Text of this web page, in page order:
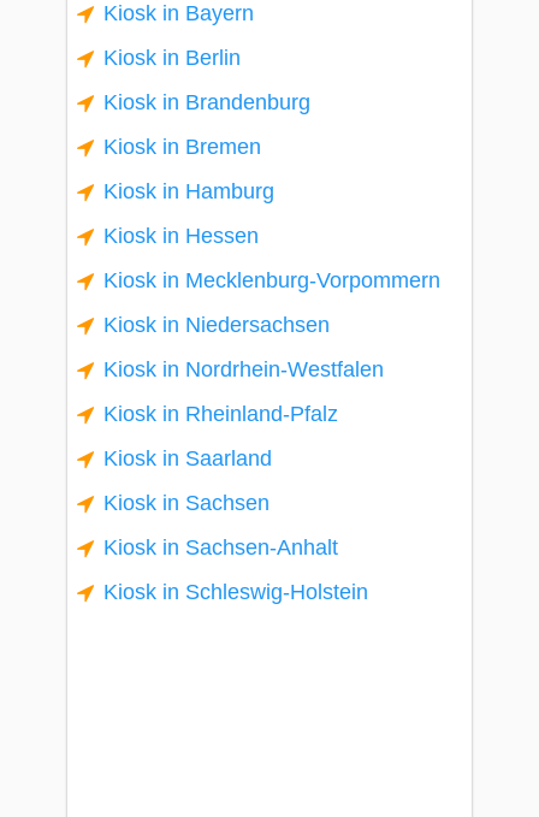
Kiosk in Bayern
Kiosk in Berlin
Kiosk in Brandenburg
Kiosk in Bremen
Kiosk in Hamburg
Kiosk in Hessen
Kiosk in Mecklenburg-Vorpommern
Kiosk in Niedersachsen
Kiosk in Nordrhein-Westfalen
Kiosk in Rheinland-Pfalz
Kiosk in Saarland
Kiosk in Sachsen
Kiosk in Sachsen-Anhalt
Kiosk in Schleswig-Holstein